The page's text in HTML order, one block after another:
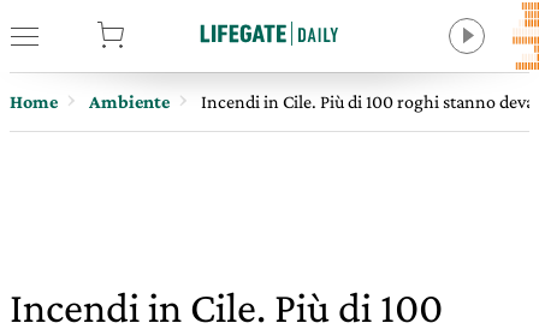
Home Ambiente Incendi in Cile. Più di 100 roghi stanno
Incendi in Cile. Più di 100